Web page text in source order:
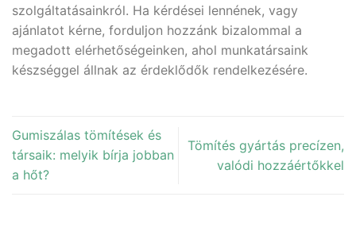
szolgáltatásainkról. Ha kérdései lennének, vagy
ajánlatot kérne, forduljon hozzánk bizalommal a
megadott elérhetőségeinken, ahol munkatársaink
készséggel állnak az érdeklődők rendelkezésére.
Gumiszálas tömítések és
társaik: melyik bírja jobban
a hőt?
Tömítés gyártás precízen,
valódi hozzáértőkkel